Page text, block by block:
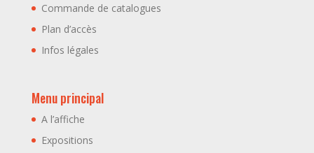
Commande de catalogues
Plan d’accès
Infos légales
Menu principal
A l’affiche
Expositions